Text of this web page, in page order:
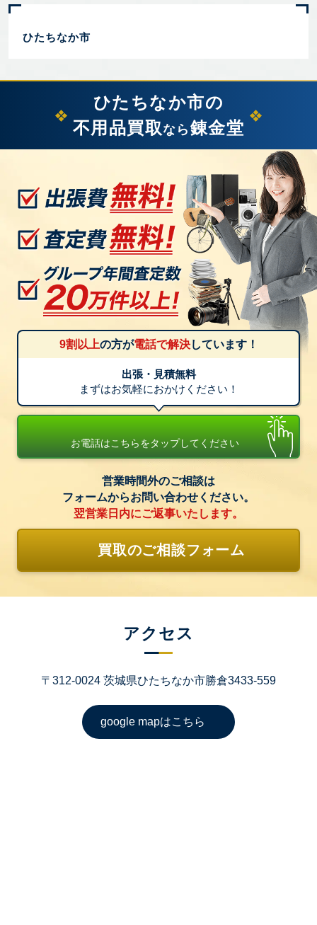
ひたちなか市
ひたちなか市の
不用品買取なら 錬金堂
9割以上の方が電話で解決しています！
出張・見積無料
まずはお気軽におかけください！
お電話はこちらをタップしてください
営業時間外のご相談は
フォームからお問い合わせください。
翌営業日内にご返事いたします。
買取のご相談フォーム
アクセス
〒312-0024 茨城県ひたちなか市勝倉3433-559
google mapはこちら